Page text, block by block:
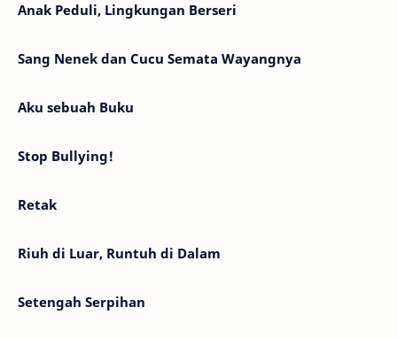
Anak Peduli, Lingkungan Berseri
Sang Nenek dan Cucu Semata Wayangnya
Aku sebuah Buku
Stop Bullying!
Retak
Riuh di Luar, Runtuh di Dalam
Setengah Serpihan